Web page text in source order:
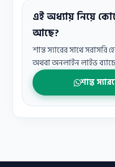
এই অধ্যায় নিয়ে
আছে?
শান্ত স্যারের সাথে
অথবা অনলাইন লাইভ
শান্ত